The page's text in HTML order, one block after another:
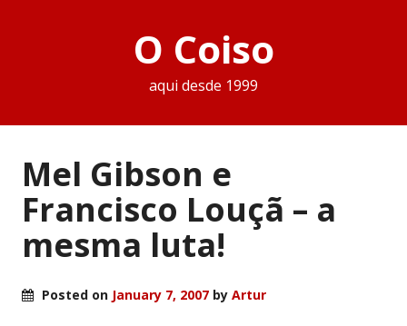
O Coiso
aqui desde 1999
Mel Gibson e
Francisco Louçã – a
mesma luta!
Posted on January 7, 2007 by Artur